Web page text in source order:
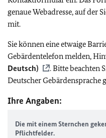
genaue Webadresse, auf der
mit.
Sie können eine etwaige
Gebärdentelefon melden,
Deutsch)
. Bitte beachten
Deutscher Gebärdensprache
Ihre Angaben:
Die mit einem Sternchen
Pflichtfelder.